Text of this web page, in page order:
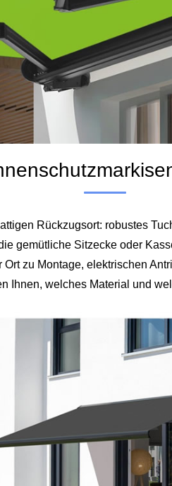
Rückzugsort: robustes
gemütliche Sitzecke oder
zu Montage, elektrischen
Ihnen, welches Material und